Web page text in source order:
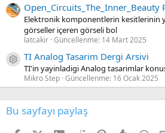
Open_Circuits_The_Inner_Beauty
Elektronik komponentlerin kesitlerinin
görseller içeren görseli bol
latcakir Güncellenme: 14 Mart 2025
Kaynak ikon/amblem
TI Analog Tasarim Dergi Arsivi
TI'in yayinladigi Analog tasarimlar
Mikro Step Güncellenme: 16 Ocak 2025
Bu sayfayı paylaş